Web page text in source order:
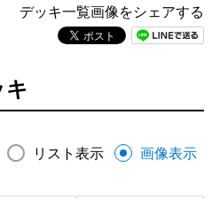
デッキ一覧画像をシェアする
キ
リスト表示 画像表示